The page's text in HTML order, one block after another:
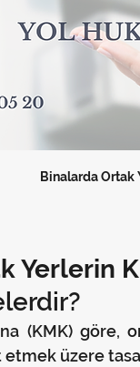
Binalarda Ortak
Yerlerin
(KMK) göre,
üzere